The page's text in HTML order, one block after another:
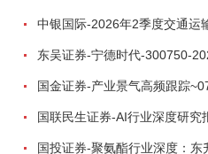
国金证券-产业景气高频跟踪